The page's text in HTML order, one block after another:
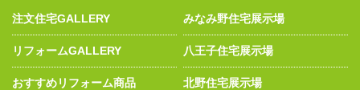
注文住宅GALLERY
リフォームGALLERY
おすすめリフォーム商品
みなみ野住宅展示場
八王子住宅展示場
北野住宅展示場